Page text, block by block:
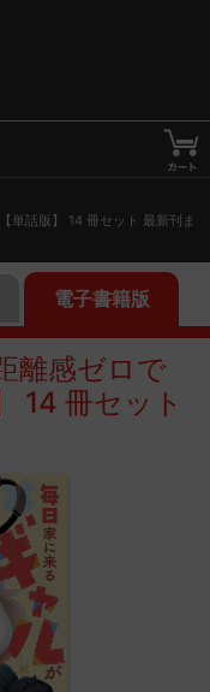
単話版】 14 冊セット 最新刊ま
電子書籍版
離感ゼロで
14 冊セット